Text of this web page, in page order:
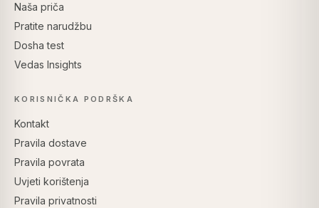
Naša priča
Pratite narudžbu
Dosha test
Vedas Insights
KORISNIČKA PODRŠKA
Kontakt
Pravila dostave
Pravila povrata
Uvjeti korištenja
Pravila privatnosti